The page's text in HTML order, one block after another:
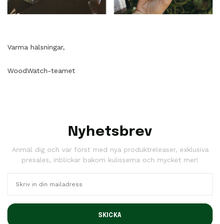
Varma hälsningar,
WoodWatch-teamet
Nyhetsbrev
Anmäl dig och var först med nya produktreleaser, exklusiva
presales, inblickar bakom kulisserna och mycket mer!
SKICKA